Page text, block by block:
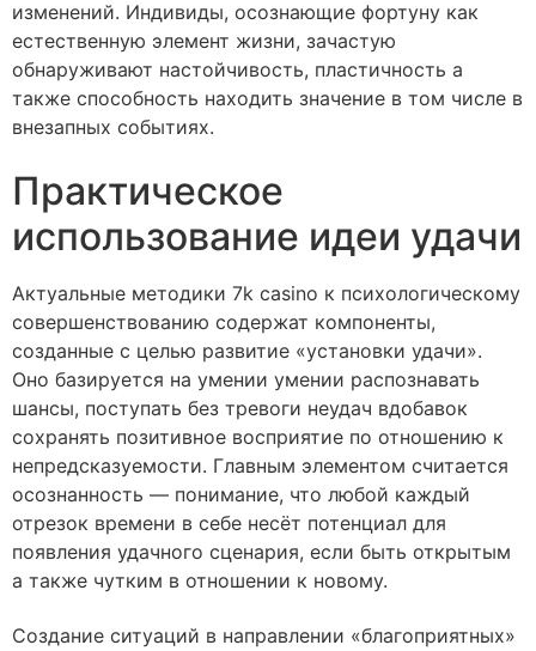
изменений. Индивиды, осознающие фортуну как
естественную элемент жизни, зачастую
обнаруживают настойчивость, пластичность а
также способность находить значение в том числе в
внезапных событиях.
Практическое
использование идеи удачи
Актуальные методики 7k casino к психологическому
совершенствованию содержат компоненты,
созданные с целью развитие «установки удачи».
Оно базируется на умении умении распознавать
шансы, поступать без тревоги неудач вдобавок
сохранять позитивное восприятие по отношению к
непредсказуемости. Главным элементом считается
осознанность — понимание, что любой каждый
отрезок времени в себе несёт потенциал для
появления удачного сценария, если быть открытым
а также чутким в отношении к новому.
Создание ситуаций в направлении «благоприятных»